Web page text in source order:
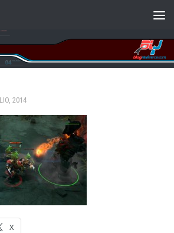
2014
X